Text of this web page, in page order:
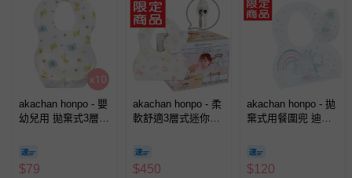
akachan honpo - 嬰
幼兒用 拋棄式3層軟
$79
akachan honpo - 柔
軟舒適3層式迷你圍
$450
akachan honpo - 拋
棄式用餐圍兜 迪士
23.5×寬26.5cm)
$120